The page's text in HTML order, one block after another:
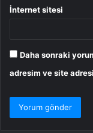
İnternet sitesi
Daha sonraki
adresim ve site